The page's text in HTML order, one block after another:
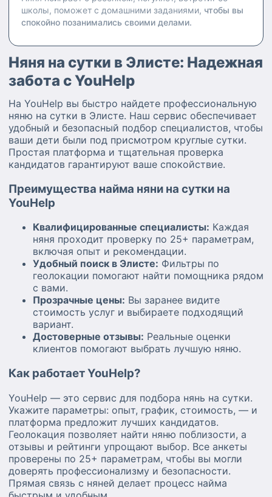
школы, поможет с домашними заданиями, чтобы вы
спокойно позанимались своими делами.
Няня на сутки в Элисте: Надежная
забота с YouHelp
На YouHelp вы быстро найдете профессиональную
няню на сутки в Элисте. Наш сервис обеспечивает
удобный и безопасный подбор специалистов, чтобы
ваши дети были под присмотром круглые сутки.
Простая платформа и тщательная проверка
кандидатов гарантируют ваше спокойствие.
Преимущества найма няни на сутки на
YouHelp
Квалифицированные специалисты: Каждая
няня проходит проверку по 25+ параметрам,
включая опыт и рекомендации.
Удобный поиск в Элисте: Фильтры по
геолокации помогают найти помощника рядом
с вами.
Прозрачные цены: Вы заранее видите
стоимость услуг и выбираете подходящий
вариант.
Достоверные отзывы: Реальные оценки
клиентов помогают выбрать лучшую няню.
Как работает YouHelp?
YouHelp — это сервис для подбора нянь на сутки.
Укажите параметры: опыт, график, стоимость, — и
платформа предложит лучших кандидатов.
Геолокация позволяет найти няню поблизости, а
отзывы и рейтинги упрощают выбор. Все анкеты
проверены по 25+ параметрам, чтобы вы могли
доверять профессионализму и безопасности.
Прямая связь с няней делает процесс найма